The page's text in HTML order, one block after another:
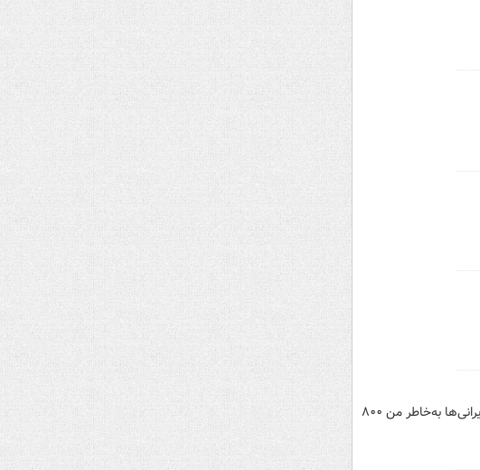
واکنش علی صالحی دادستان تهران به سخنان ترامپ: منتظر احکام تروریست‌ها باش! ترامپ گفته بود ایرانی‌ها به‌خاطر من ۸۰۰